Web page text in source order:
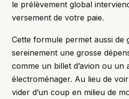
le prélèvement global
versement de votre paie.
Cette formule permet aussi de
sereinement une grosse
comme un billet d’avion ou un
électroménager. Au lieu de
vider d’un coup en milieu de